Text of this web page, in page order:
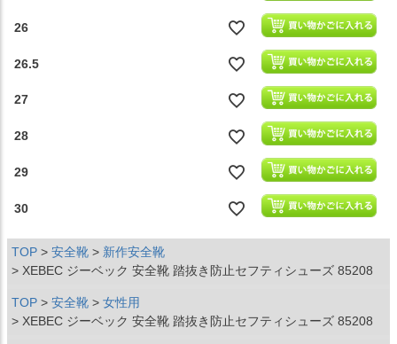
26
26.5
27
28
29
30
TOP 安全靴
新作安全靴
XEBEC ジーベック 安全靴 踏抜き防止セフティシューズ 85208
TOP 安全靴
女性用
XEBEC ジーベック 安全靴 踏抜き防止セフティシューズ 85208